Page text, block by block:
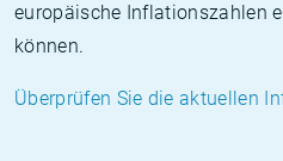
europäische Inflationszahlen
können.
Überprüfen Sie die aktuellen